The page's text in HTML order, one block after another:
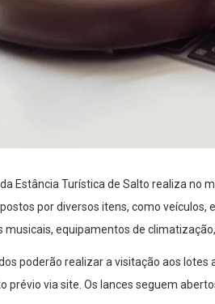
Estância Turística de Salto realiza no
por diversos itens, como
equipamentos de
poderão realizar a visitação aos
prévio via site. Os lances seguem